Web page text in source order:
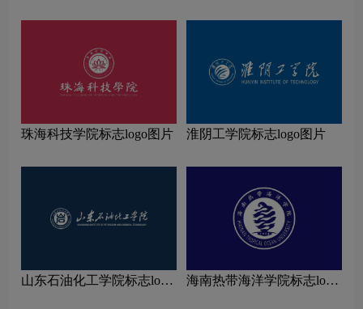
珠海科技学院标志logo图片 淮阴工学院标志logo图片
山东石油化工学院标志logo
海南热带海洋学院标志logo